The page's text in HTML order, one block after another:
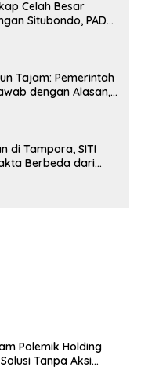
Celah Besar
Situbondo, PAD
Tajam: Pemerintah
dengan Alasan,
di Tampora, SITI
Berbeda dari
Polemik Holding
Tanpa Aksi